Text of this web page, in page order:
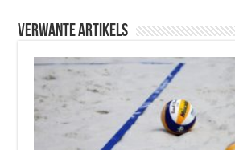
Verwante artikels